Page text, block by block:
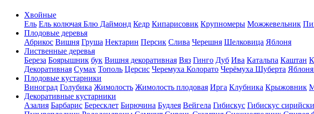
Хвойные
Ель Ель колючая Блю Даймонд Кедр Кипарисовик Крупномеры Можжевельник
Плодовые деревья
Абрикос Вишня Груша Нектарин Персик Слива Черешня Шелковица Яблоня
Лиственные деревья
Береза Боярышник бук Вишня декоративная Вяз Гинго Дуб Ива Катальпа Каштан
Декоративная Сумах Тополь Церсис Черемуха Колорато Черёмуха Шуберта Яблоня
Плодовые кустарники
Виноград Голубика Жимолость Жимолость плодовая Ирга Клубника Крыжовник
Декоративные кустарники
Азалия Барбарис Бересклет Бирючина Будлея Вейгела Гибискус Гибискус